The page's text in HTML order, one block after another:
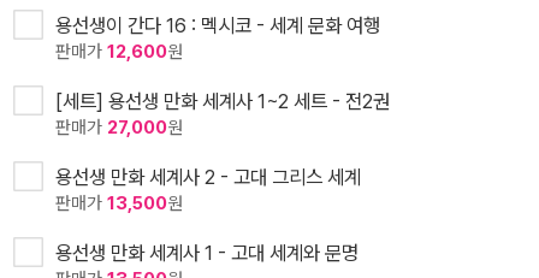
용선생이 간다 16 : 멕시코 - 세계 문화 여행
판매가 12,600원
[세트] 용선생 만화 세계사 1~2 세트 - 전2권
판매가 27,000원
용선생 만화 세계사 2 - 고대 그리스 세계
판매가 13,500원
용선생 만화 세계사 1 - 고대 세계와 문명